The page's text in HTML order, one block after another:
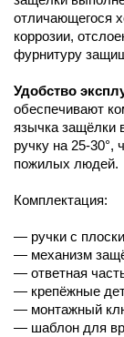
отличающегося
коррозии,
фурнитуру
Удобство
обеспечивают
язычка защёлки
ручку на 25-30°,
пожилых людей.
Комплектация:
— ручки с
— механизм
— ответная
— крепёжные
— монтажный
— шаблон для